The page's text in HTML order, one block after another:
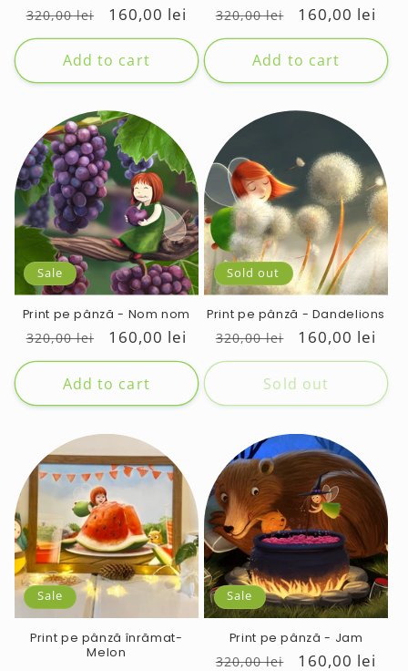
Regular
price
320,00 lei
Sale
price
160,00 lei
Add to cart
Regular
price
320,00 lei
Sale
price
160,00 lei
Add to cart
Sale
Print pe pânză - Nom nom
Regular
price
320,00 lei
Sale
price
160,00 lei
Add to cart
Sold out
Print pe pânză - Dandelions
Regular
price
320,00 lei
Sale
price
160,00 lei
Sold out
Sale
Print pe pânză înrămat-
Melon
Sale
Print pe pânză - Jam
Regular
320,00 lei
Sale
160,00 lei